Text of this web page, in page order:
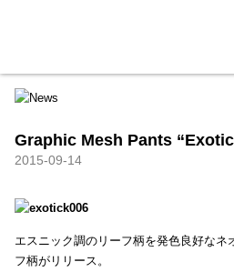
Graphic Mesh Pants
2015-09-14
エスニック調のリーフ柄を発色良好な
フ柄がリリース。